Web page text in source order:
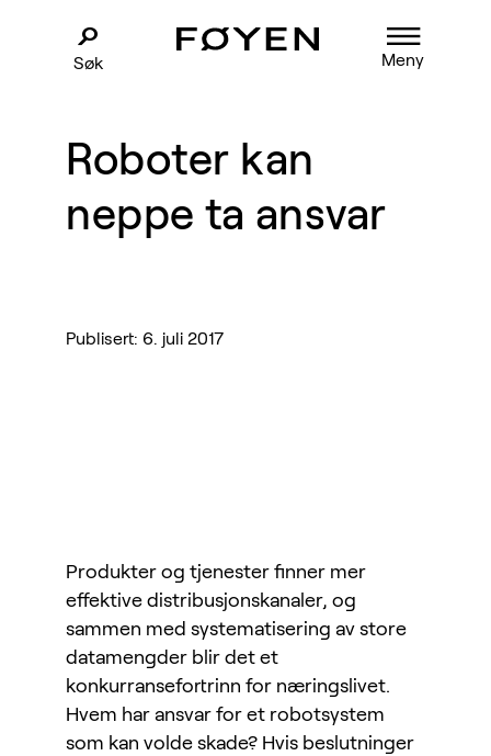
Søk Meny
Roboter kan
neppe ta ansvar
Publisert: 6. juli 2017
Produkter og tjenester finner mer
effektive distribusjonskanaler, og
sammen med systematisering av store
datamengder blir det et
konkurransefortrinn for næringslivet.
Hvem har ansvar for et robotsystem
som kan volde skade? Hvis beslutninger